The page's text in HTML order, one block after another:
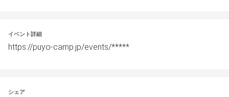
イベント詳細
https://puyo-camp.jp/events/*****
シェア